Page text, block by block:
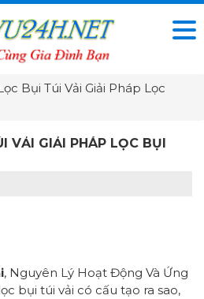
Bụi Túi Vải Giải Pháp Lọc
VẢI GIẢI PHÁP LỌC BỤI
, Nguyên Lý Hoạt Động Và Ứng
bụi túi vải có cấu tạo ra sao,